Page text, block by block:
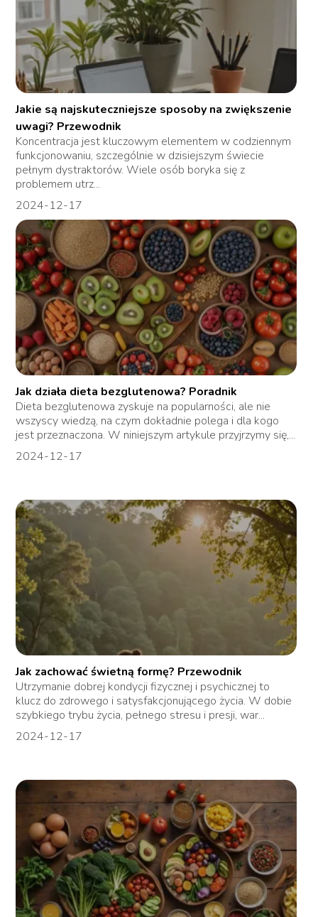
Jakie są najskuteczniejsze sposoby na zwiększenie
uwagi? Przewodnik
Koncentracja jest kluczowym elementem w codziennym
funkcjonowaniu, szczególnie w dzisiejszym świecie
pełnym dystraktorów. Wiele osób boryka się z
problemem utrz...
2024-12-17
Jak działa dieta bezglutenowa? Poradnik
Dieta bezglutenowa zyskuje na popularności, ale nie
wszyscy wiedzą, na czym dokładnie polega i dla kogo
jest przeznaczona. W niniejszym artykule przyjrzymy się,...
2024-12-17
Jak zachować świetną formę? Przewodnik
Utrzymanie dobrej kondycji fizycznej i psychicznej to
klucz do zdrowego i satysfakcjonującego życia. W dobie
szybkiego trybu życia, pełnego stresu i presji, war...
2024-12-17